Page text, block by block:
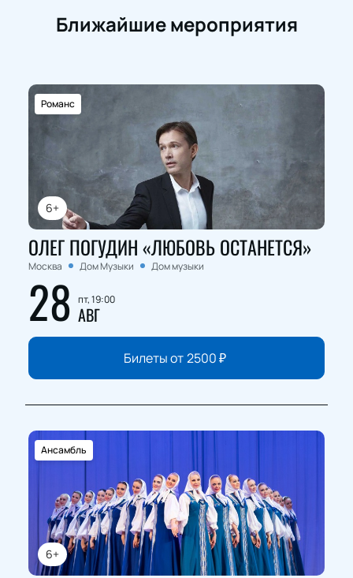
Ближайшие мероприятия
6+
Романс
ОЛЕГ ПОГУДИН «ЛЮБОВЬ ОСТАНЕТСЯ»
Москва Дом Музыки Дом музыки
28 пт, 19:00
АВГ
Билеты от2500₽
6+
Ансамбль